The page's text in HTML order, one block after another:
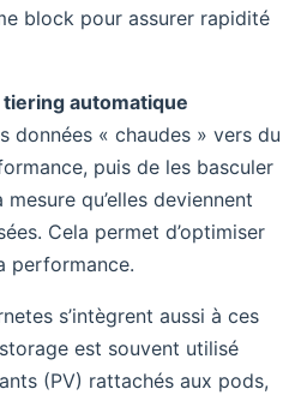
block pour assurer rapidité
tiering automatique
données « chaudes » vers du
puis de les basculer
qu’elles deviennent
Cela permet d’optimiser
performance.
s’intègrent aussi à ces
est souvent utilisé
(PV) rattachés aux pods,